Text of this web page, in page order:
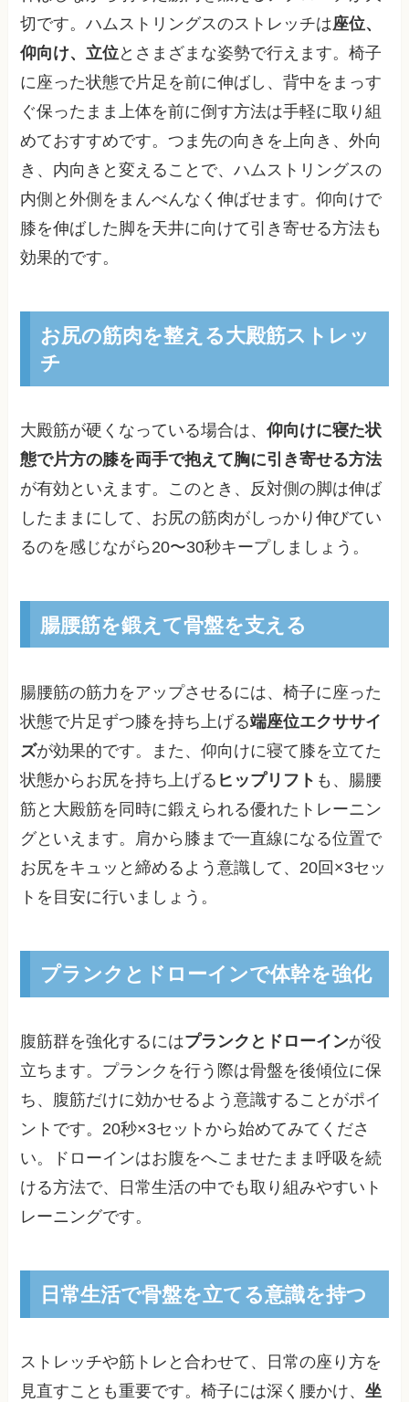
切です。ハムストリングスのストレッチは座位、
仰向け、立位とさまざまな姿勢で行えます。椅子
に座った状態で片足を前に伸ばし、背中をまっす
ぐ保ったまま上体を前に倒す方法は手軽に取り組
めておすすめです。つま先の向きを上向き、外向
き、内向きと変えることで、ハムストリングスの
内側と外側をまんべんなく伸ばせます。仰向けで
膝を伸ばした脚を天井に向けて引き寄せる方法も
効果的です。
お尻の筋肉を整える大殿筋ストレッ
チ
大殿筋が硬くなっている場合は、仰向けに寝た状
態で片方の膝を両手で抱えて胸に引き寄せる方法
が有効といえます。このとき、反対側の脚は伸ば
したままにして、お尻の筋肉がしっかり伸びてい
るのを感じながら20〜30秒キープしましょう。
腸腰筋を鍛えて骨盤を支える
腸腰筋の筋力をアップさせるには、椅子に座った
状態で片足ずつ膝を持ち上げる端座位エクササイ
ズが効果的です。また、仰向けに寝て膝を立てた
状態からお尻を持ち上げる ヒップリフト も、腸腰
筋と大殿筋を同時に鍛えられる優れたトレーニン
グといえます。肩から膝まで一直線になる位置で
お尻をキュッと締めるよう意識して、20回×3セッ
トを目安に行いましょう。
プランクとドローインで体幹を強化
腹筋群を強化するにはプランクとドローインが役
立ちます。プランクを行う際は骨盤を後傾位に保
ち、腹筋だけに効かせるよう意識することがポイ
ントです。20秒×3セットから始めてみてくださ
い。ドローインはお腹をへこませたまま呼吸を続
ける方法で、日常生活の中でも取り組みやすいト
レーニングです。
日常生活で骨盤を立てる意識を持つ
ストレッチや筋トレと合わせて、日常の座り方を
見直すことも重要です。椅子には深く腰かけ、坐